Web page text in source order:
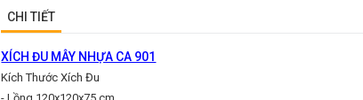
CHI TIẾT
XÍCH ĐU MÂY NHỰA CA 901
Kích Thước Xích Đu